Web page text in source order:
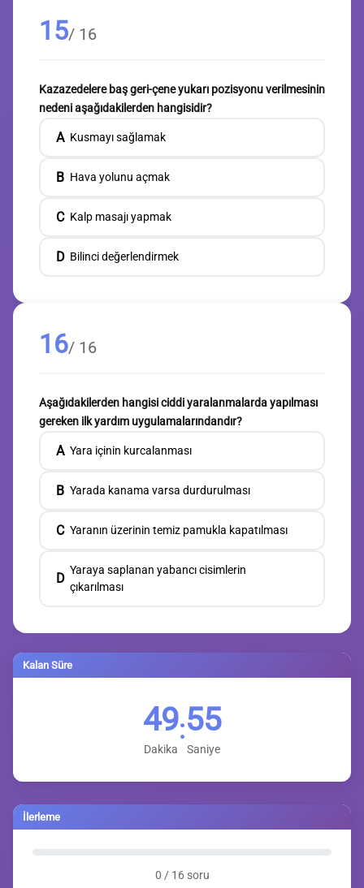
15/ 16
Kazazedelere baş geri-çene yukarı pozisyonu verilmesinin
nedeni aşağıdakilerden hangisidir?
A Kusmayı sağlamak
B Hava yolunu açmak
C Kalp masajı yapmak
D Bilinci değerlendirmek
16/ 16
Aşağıdakilerden hangisi ciddi yaralanmalarda yapılması
gereken ilk yardım uygulamalarındandır?
A Yara içinin kurcalanması
B Yarada kanama varsa durdurulması
C Yaranın üzerinin temiz pamukla kapatılması
D
Yaraya saplanan yabancı cisimlerin
çıkarılması
Kalan Süre
49
Dakika
:55
Saniye
İlerleme
0 / 16 soru